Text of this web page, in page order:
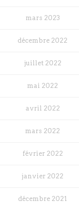
mars 2023
décembre 2022
juillet 2022
mai 2022
avril 2022
mars 2022
février 2022
janvier 2022
décembre 2021